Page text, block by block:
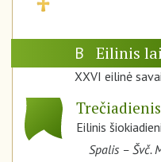
B Eilinis
XXVI eilinė
Trečiadienis
Eilinis
Spalis – Švč.